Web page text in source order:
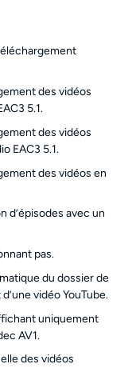
des vidéos
5.1.
des vidéos
EAC3 5.1.
des vidéos en
d’épisodes avec un
pas.
du dossier de
vidéo YouTube.
uniquement
AV1.
des vidéos